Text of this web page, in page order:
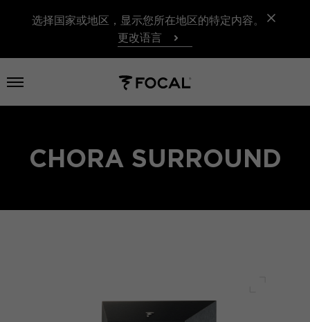
选择国家或地区，显示您所在地区的特定内容。
更改语言
打开菜单
CHORA SURROUND